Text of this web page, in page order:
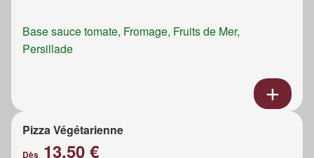
Base sauce tomate, Fromage, Fruits de Mer,
Persillade
Pizza Végétarienne
Dès 13.50 €